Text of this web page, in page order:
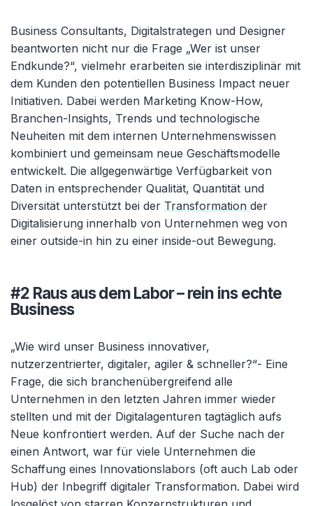
Business Consultants, Digitalstrategen und Designer
beantworten nicht nur die Frage „Wer ist unser
Endkunde?“, vielmehr erarbeiten sie interdisziplinär mit
dem Kunden den potentiellen Business Impact neuer
Initiativen. Dabei werden Marketing Know-How,
Branchen-Insights, Trends und technologische
Neuheiten mit dem internen Unternehmenswissen
kombiniert und gemeinsam neue Geschäftsmodelle
entwickelt. Die allgegenwärtige Verfügbarkeit von
Daten in entsprechender Qualität, Quantität und
Diversität unterstützt bei der Transformation der
Digitalisierung innerhalb von Unternehmen weg von
einer outside-in hin zu einer inside-out Bewegung.
#2 Raus aus dem Labor – rein ins echte
Business
„Wie wird unser Business innovativer,
nutzerzentrierter, digitaler, agiler & schneller?“- Eine
Frage, die sich branchenübergreifend alle
Unternehmen in den letzten Jahren immer wieder
stellten und mit der Digitalagenturen tagtäglich aufs
Neue konfrontiert werden. Auf der Suche nach der
einen Antwort, war für viele Unternehmen die
Schaffung eines Innovationslabors (oft auch Lab oder
Hub) der Inbegriff digitaler Transformation. Dabei wird